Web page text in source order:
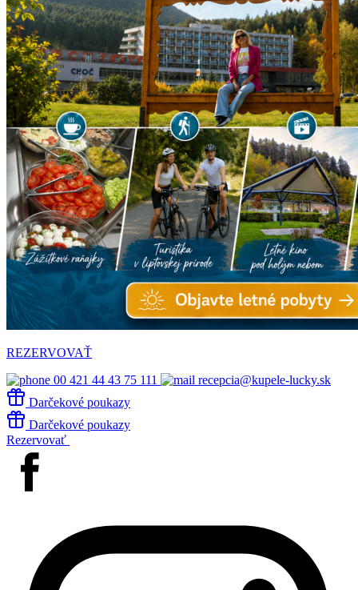
REZERVOVAŤ
00 421 44 43 75 111
recepcia@kupele-lucky.sk
Darčekové poukazy
Darčekové poukazy
Rezervovať